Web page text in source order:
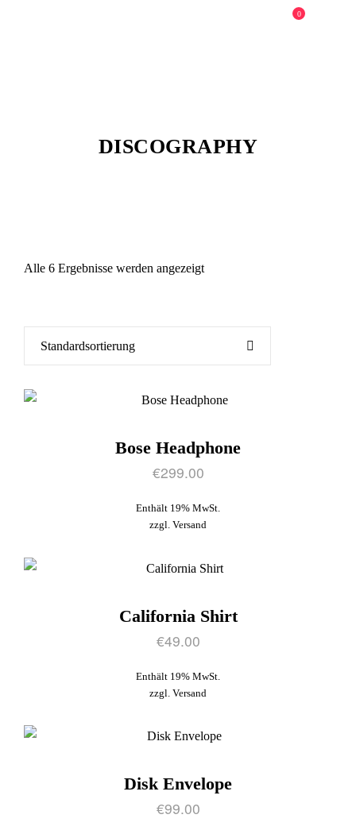
0
DISCOGRAPHY
Alle 6 Ergebnisse werden angezeigt
Bose Headphone
€299.00
Enthält 19% MwSt.
zzgl. Versand
California Shirt
€49.00
Enthält 19% MwSt.
zzgl. Versand
Disk Envelope
€99.00